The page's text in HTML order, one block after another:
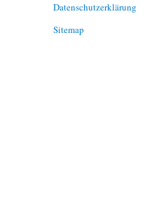
Datenschutzerklärung
Sitemap